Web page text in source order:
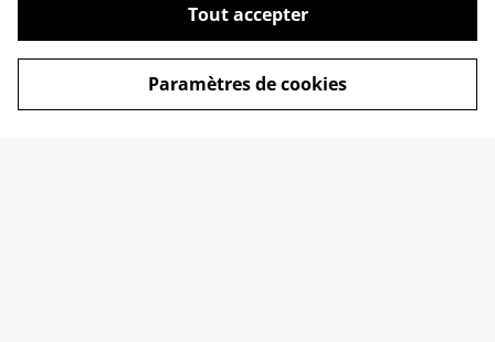
Contactez-nous
Conditions
Politique de
confidentialité
Politique de cookies
Tout accepter
Paramètres de cookies